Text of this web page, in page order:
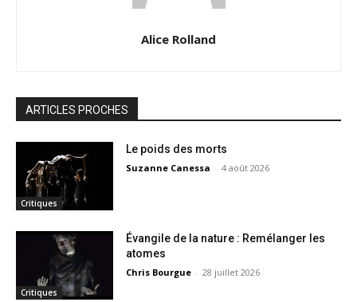
Alice Rolland
ARTICLES PROCHES
Critiques
Le poids des morts
Suzanne Canessa - 4 août 2026
Critiques
Évangile de la nature : Remélanger les
atomes
Chris Bourgue - 28 juillet 2026